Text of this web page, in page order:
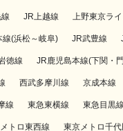
JR上越線 上野東京ラ
線(浜松～岐阜) JR武豊線
徳線 JR鹿児島本線(下関・
西武多摩川線 京成本線
線 東急東横線 東急目黒線
トロ東西線 東京メトロ千代